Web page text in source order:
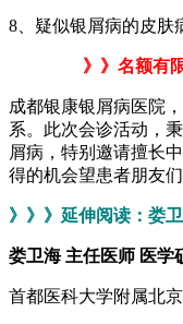
8、疑似银屑病的皮肤
》》名额有
成都银康银屑病医院
系。此次会诊活动，
屑病，特别邀请擅长
得的机会望患者朋友们
》》》延伸阅读：娄
娄卫海 主任医师 医学
首都医科大学附属北